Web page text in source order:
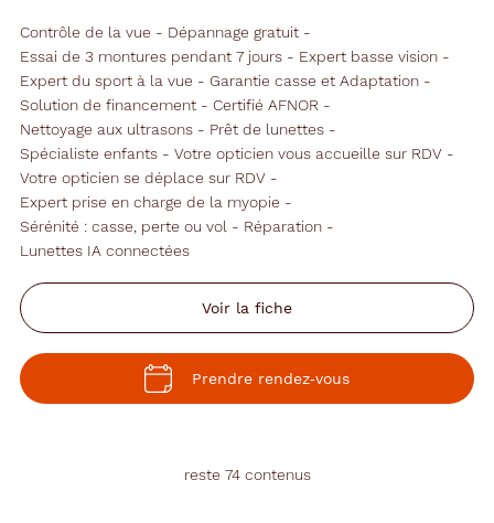
Contrôle de la vue
Dépannage gratuit
Essai de 3 montures pendant 7 jours
Expert basse vision
Expert du sport à la vue
Garantie casse et Adaptation
Solution de financement
Certifié AFNOR
Nettoyage aux ultrasons
Prêt de lunettes
Spécialiste enfants
Votre opticien vous accueille sur RDV
Votre opticien se déplace sur RDV
Expert prise en charge de la myopie
Sérénité : casse, perte ou vol
Réparation
Lunettes IA connectées
Voir la fiche
Prendre rendez‑vous
reste 74 contenus